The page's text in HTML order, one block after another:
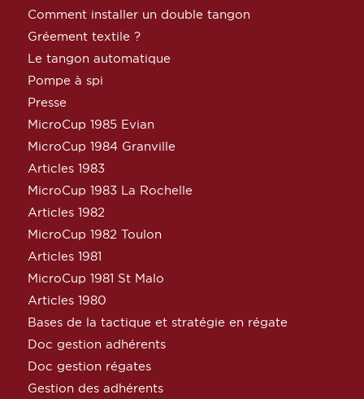
Comment installer un double tangon
Gréement textile ?
Le tangon automatique
Pompe à spi
Presse
MicroCup 1985 Evian
MicroCup 1984 Granville
Articles 1983
MicroCup 1983 La Rochelle
Articles 1982
MicroCup 1982 Toulon
Articles 1981
MicroCup 1981 St Malo
Articles 1980
Bases de la tactique et stratégie en régate
Doc gestion adhérents
Doc gestion régates
Gestion des adhérents